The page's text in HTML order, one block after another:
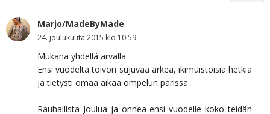
Marjo/MadeByMade
24. joulukuuta 2015 klo 10.59
Mukana yhdellä arvalla
Ensi vuodelta toivon sujuvaa arkea, ikimuistoisia hetkiä
ja tietysti omaa aikaa ompelun parissa.
Rauhallista Joulua ja onnea ensi vuodelle koko teidän